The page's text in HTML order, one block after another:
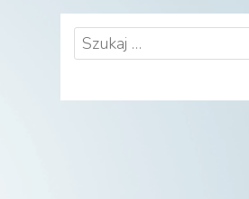
Szukaj: